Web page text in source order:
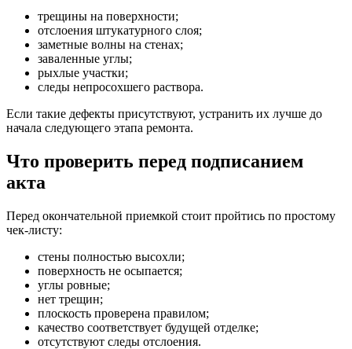
трещины на поверхности;
отслоения штукатурного слоя;
заметные волны на стенах;
заваленные углы;
рыхлые участки;
следы непросохшего раствора.
Если такие дефекты присутствуют, устранить их лучше до
начала следующего этапа ремонта.
Что проверить перед подписанием
акта
Перед окончательной приемкой стоит пройтись по простому
чек-листу:
стены полностью высохли;
поверхность не осыпается;
углы ровные;
нет трещин;
плоскость проверена правилом;
качество соответствует будущей отделке;
отсутствуют следы отслоения.